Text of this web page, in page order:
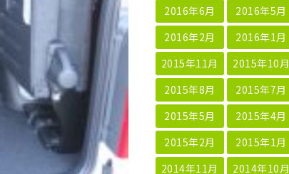
2016年6月
2016年5月
2016年2月
2016年1月
2015年11月
2015年10月
2015年8月
2015年7月
2015年5月
2015年4月
2015年2月
2015年1月
2014年11月
2014年10月